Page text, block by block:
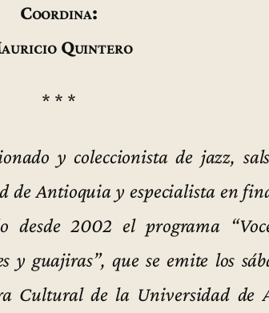
Coordina:
Quintero
* * *
y coleccionista de jazz,
de Antioquia y especialista en
desde 2002 el programa
y guajiras”, que se emite los
Cultural de la Universidad de